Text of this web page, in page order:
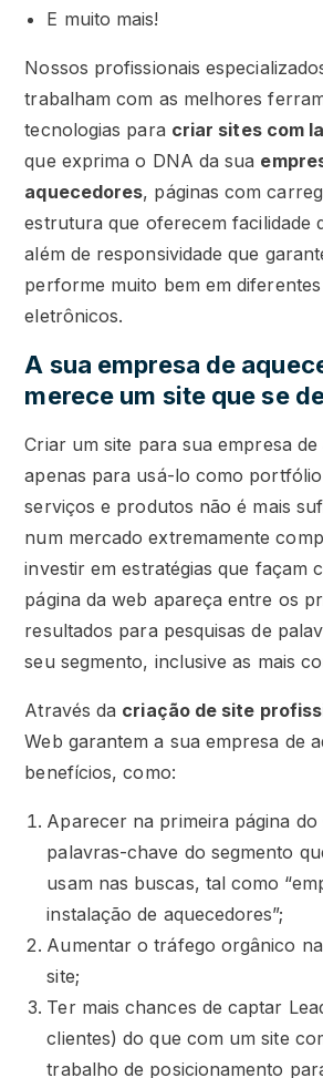
E muito mais!
Nossos profissionais
trabalham com as melhores
tecnologias para criar sites com
que exprima o DNA da sua
aquecedores, páginas com
estrutura que oferecem facilidade
além de responsividade que
performe muito bem em
eletrônicos.
A sua empresa de
merece um site que se
Criar um site para sua empresa de
apenas para usá-lo como
serviços e produtos não é mais
num mercado extremamente
investir em estratégias que façam
página da web apareça entre os
resultados para pesquisas de
seu segmento, inclusive as mais
Através da criação de site
Web garantem a sua empresa de
benefícios, como:
Aparecer na primeira página do
palavras-chave do segmento
usam nas buscas, tal como
instalação de aquecedores”;
Aumentar o tráfego orgânico
site;
Ter mais chances de captar
clientes) do que com um site
trabalho de posicionamento